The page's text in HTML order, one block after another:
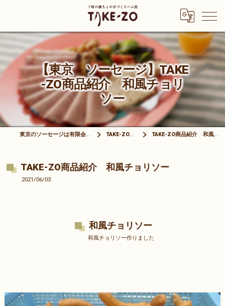
【東京 ソーセージ】TAKE
-ZO商品紹介 和風チョリ
ソー
東京のソーセージは有限会社竹三商店 TAKE-ZOブログ TAKE-ZO商品紹介 和風チョリソー
TAKE-ZO商品紹介 和風チョリソー
2021/06/03
和風チョリソー
和風チョリソー作りました